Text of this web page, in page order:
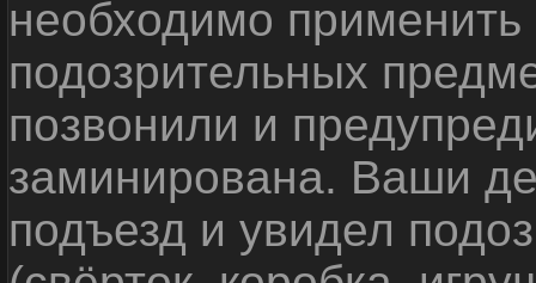
необходимо
подозрительных
позвонили и
заминирована. Ваши
подъезд и увидел